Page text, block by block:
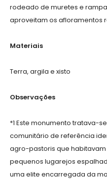
rodeado de muretes e
aproveitam os afloramentos
Materiais
Terra, argila e xisto
Observações
*1 Este monumento tratava-
comunitário de referência
agro-pastoris que
pequenos lugarejos
uma elite encarregada da